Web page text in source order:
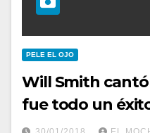
PELE EL OJO
Will Smith cantó
fue todo un